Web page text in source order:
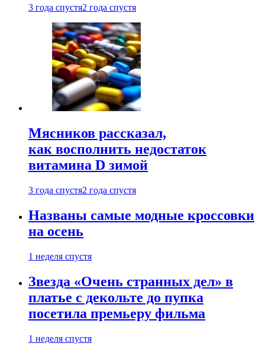
3 года спустя2 года спустя
Мясников рассказал,
как восполнить недостаток
витамина D зимой
3 года спустя2 года спустя
Названы самые модные кроссовки
на осень
1 неделя спустя
Звезда «Очень странных дел» в
платье с декольте до пупка
посетила премьеру фильма
1 неделя спустя